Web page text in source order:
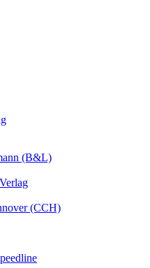
(B&L)
(CCH)